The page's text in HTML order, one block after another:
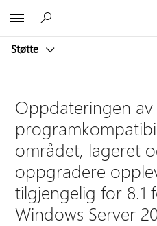
Støtte
Oppdateringen av
området, lageret
oppgradere
tilgjengelig for 8.1
Windows Server